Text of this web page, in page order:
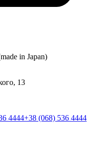
in Japan)
13
4444+38 (068) 536 4444